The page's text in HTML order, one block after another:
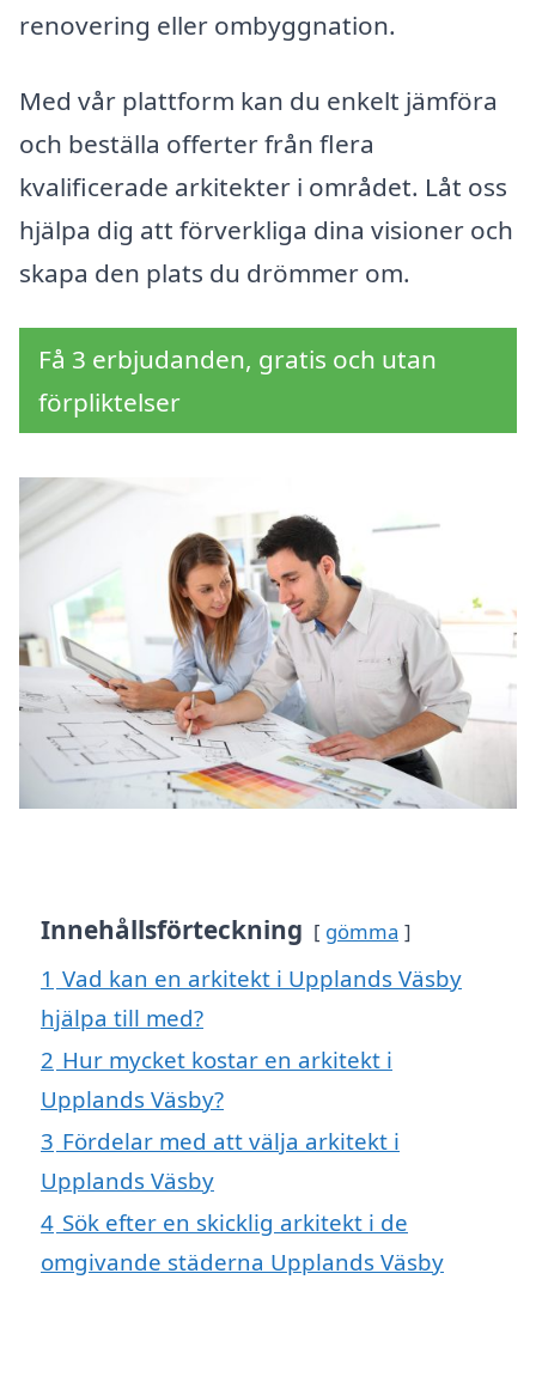
renovering eller ombyggnation.
Med vår plattform kan du enkelt jämföra
och beställa offerter från flera
kvalificerade arkitekter i området. Låt oss
hjälpa dig att förverkliga dina visioner och
skapa den plats du drömmer om.
Få 3 erbjudanden, gratis och utan
förpliktelser
Innehållsförteckning gömma
1 Vad kan en arkitekt i Upplands Väsby
hjälpa till med?
2 Hur mycket kostar en arkitekt i
Upplands Väsby?
3 Fördelar med att välja arkitekt i
Upplands Väsby
4 Sök efter en skicklig arkitekt i de
omgivande städerna Upplands Väsby